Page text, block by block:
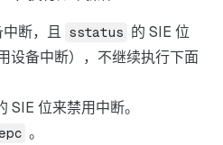
断，且 sstatus
的 SIE 位
设备中断），不继续执行下面
SIE 位来禁用中断。
。